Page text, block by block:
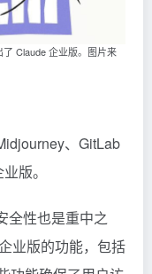
Claude 企业版。图片来
、GitLab
版。
全性也是重中之
业版的功能，包括